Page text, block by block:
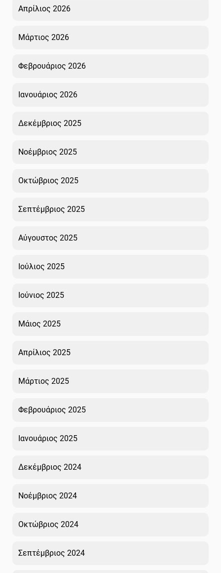
Απρίλιος 2026
Μάρτιος 2026
Φεβρουάριος 2026
Ιανουάριος 2026
Δεκέμβριος 2025
Νοέμβριος 2025
Οκτώβριος 2025
Σεπτέμβριος 2025
Αύγουστος 2025
Ιούλιος 2025
Ιούνιος 2025
Μάιος 2025
Απρίλιος 2025
Μάρτιος 2025
Φεβρουάριος 2025
Ιανουάριος 2025
Δεκέμβριος 2024
Νοέμβριος 2024
Οκτώβριος 2024
Σεπτέμβριος 2024